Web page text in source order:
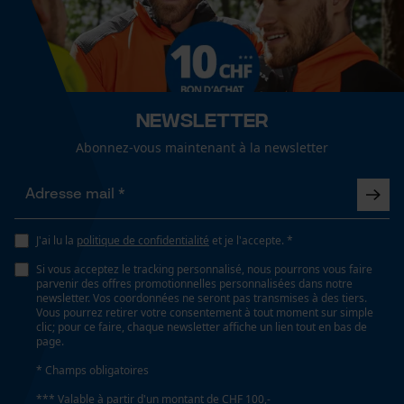
Sexe
unisexe
bicolore
poches de vestes, poches à fermeture éclair, poche
poitrine, poches de glissement, poches frontales,
poches avant
Spécifications techniques
Newsletter
Abonnez-vous maintenant à la newsletter
J'ai lu la politique de confidentialité et je l'accepte. *
Si vous acceptez le tracking personnalisé, nous pourrons vous faire
parvenir des offres promotionnelles personnalisées dans notre
newsletter. Vos coordonnées ne seront pas transmises à des tiers.
Vous pourrez retirer votre consentement à tout moment sur simple
clic; pour ce faire, chaque newsletter affiche un lien tout en bas de
page.
* Champs obligatoires
*** Valable à partir d'un montant de CHF 100,-
fonctionnalité
Loop54 Personalization
Page d'accueil personnalisée
Géo-IP et détection des
utilisateurs
Vidéos YouTube
Google Maps
Prise de contact par chat
Cookies marketing